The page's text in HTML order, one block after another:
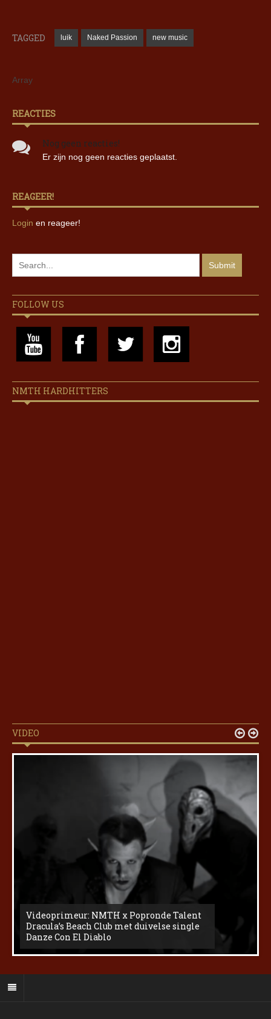
TAGGED luik Naked Passion new music
Array
REACTIES
Nog geen reacties!
Er zijn nog geen reacties geplaatst.
REAGEER!
Login en reageer!
FOLLOW US
NMTH HARDHITTERS
VIDEO
Videoprimeur: NMTH x Popronde Talent
Dracula’s Beach Club met duivelse single
Danze Con El Diablo
 